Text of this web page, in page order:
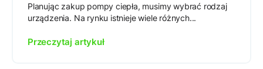
Planując zakup pompy ciepła, musimy wybrać rodzaj
urządzenia. Na rynku istnieje wiele różnych...
Przeczytaj artykuł